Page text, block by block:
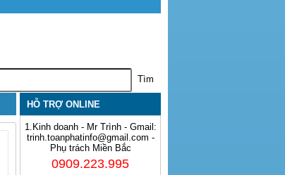
HỖ TRỢ ONLINE
1.Kinh doanh - Mr Trình - Gmail:
trinh.toanphatinfo@gmail.com -
Phụ trách Miền Bắc
0909.223.995